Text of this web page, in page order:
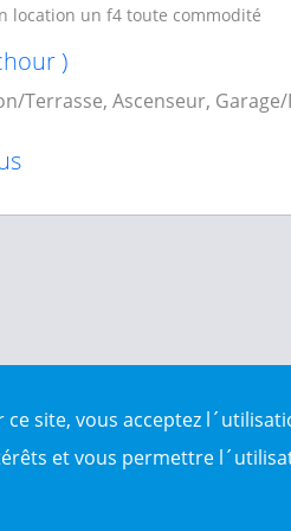
location un f4 toute commodité
)
Terrasse, Ascenseur,
site, vous acceptez
et vous permettre
immobilières Algérie